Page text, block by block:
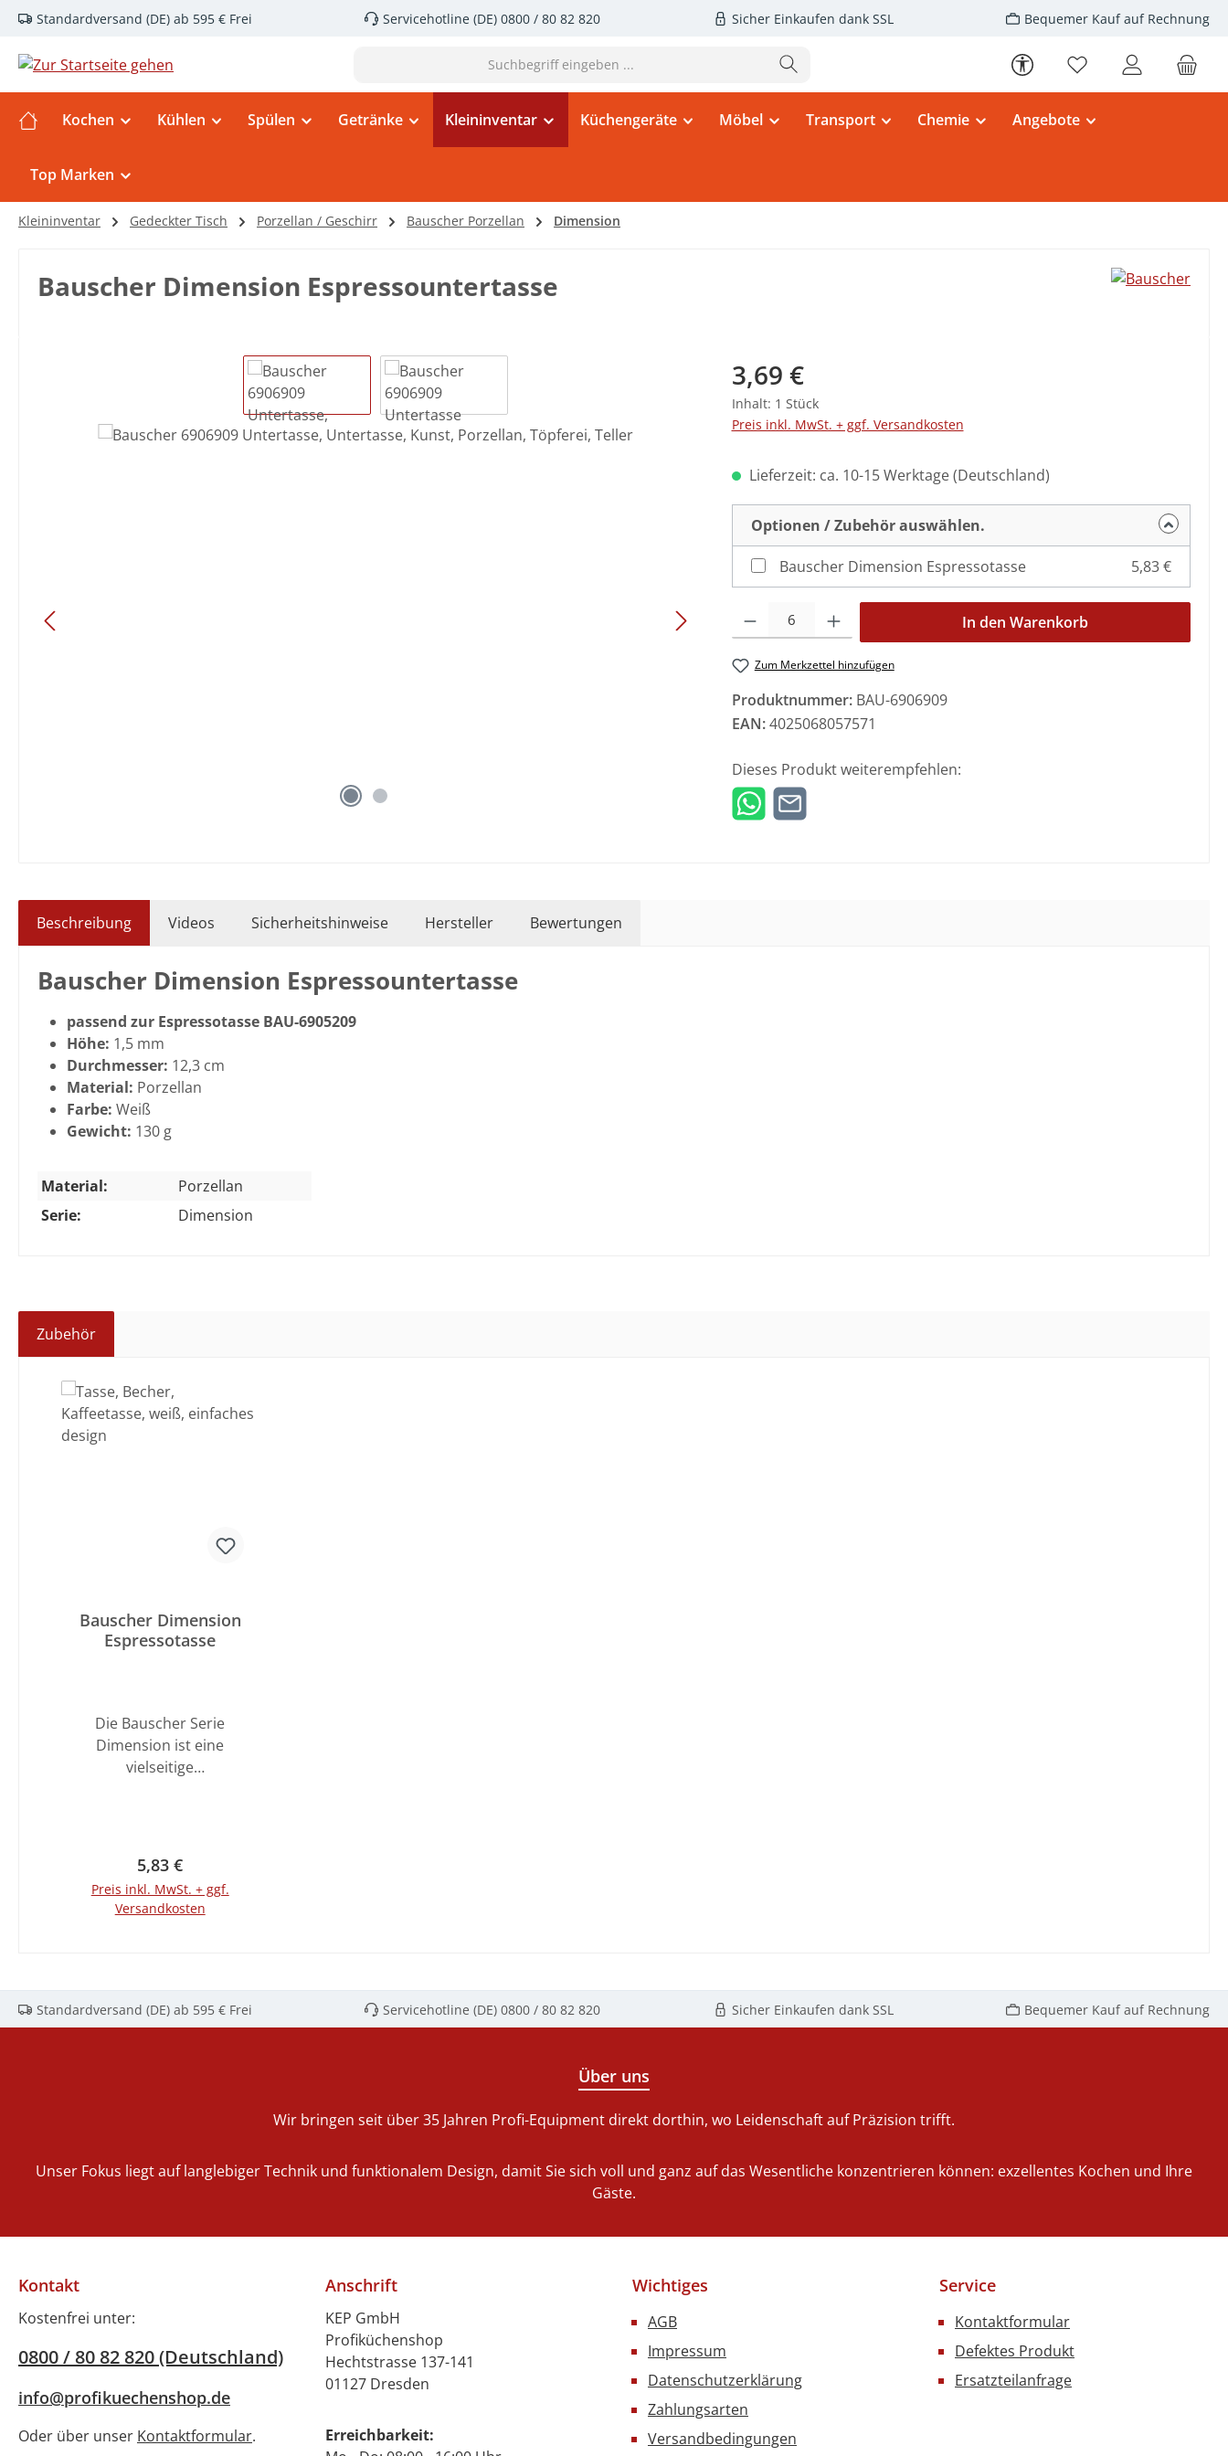
Hauptinhalt springen
Zur Suche springen
Zur Hauptnavigation springen
Standardversand (DE) ab 595 € Frei Servicehotline (DE) 0800 / 80 82 820 Sicher Einkaufen dank SSL Bequemer Kauf auf Rechnung
Werkzeugleiste anzeigen
Du hast 0 Produkte
Kochen Kühlen Spülen Getränke Kleininventar Küchengeräte Möbel Transport Chemie Angebote
Top Marken
Kleininventar Gedeckter Tisch Porzellan / Geschirr Bauscher Porzellan Dimension
Bauscher Dimension Espressountertasse
Regulärer Preis:
3,69 €
Inhalt: 1 Stück
Preis inkl. MwSt. + ggf. Versandkosten
Lieferzeit: ca. 10-15 Werktage (Deutschland)
Optionen / Zubehör auswählen.
Bauscher Dimension Espressotasse 5,83 €
Produkt Anzahl: Gib den gewünschten Wert ein oder benutze die
In den Warenkorb
Zum Merkzettel hinzufügen
Produktnummer: BAU-6906909
EAN:4025068057571
Dieses Produkt weiterempfehlen:
Beschreibung Videos Sicherheitshinweise Hersteller Bewertungen
Bauscher Dimension Espressountertasse
passend zur Espressotasse BAU-6905209
Höhe: 1,5 mm
Durchmesser: 12,3 cm
Material: Porzellan
Farbe: Weiß
Gewicht: 130 g
Material:
Porzellan
Serie:
Dimension
Zubehör
Produktgalerie überspringen
Bauscher Dimension
Espressotasse
Die Bauscher Serie
Dimension ist eine
vielseitige
ihre hohe Funktionalität
überzeugt. Ausgewählte
Artikel sind mit einem
Punktedekor in vier
Akzente. Die Kollektion
lässt sich ideal mit der
Serie Invita Dimension
charakteristischen
Punktedekor verfügbar
gSpülmaschinengeeigne
Regulärer Preis:
5,83 €
Preis inkl. MwSt. + ggf.
Versandkosten
Standardversand (DE) ab 595 € Frei Servicehotline (DE) 0800 / 80 82 820 Sicher Einkaufen dank SSL Bequemer Kauf auf Rechnung
Über uns
Wir bringen seit über 35 Jahren Profi-Equipment direkt dorthin, wo Leidenschaft auf Präzision trifft.
Unser Fokus liegt auf langlebiger Technik und funktionalem Design, damit Sie sich voll und ganz auf das Wesentliche konzentrieren können: exzellentes Kochen und Ihre
Gäste.
Kontakt
Kostenfrei unter:
0800 / 80 82 820 (Deutschland)
info@profikuechenshop.de
Oder über unser Kontaktformular.
Anschrift
KEP GmbH
Profiküchenshop
Hechtstrasse 137-141
01127 Dresden
Erreichbarkeit:
Wichtiges
AGB
Impressum
Datenschutzerklärung
Zahlungsarten
Versandbedingungen
Service
Kontaktformular
Defektes Produkt
Ersatzteilanfrage